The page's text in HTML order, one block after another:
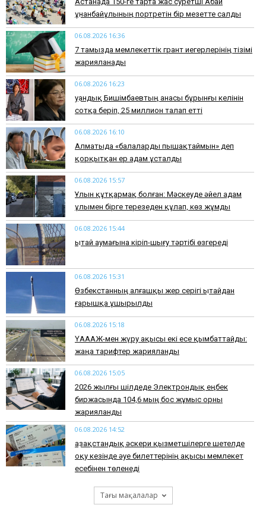
Құнанбайұлының портретін бір мезетте салды
06.08.2026 16:36
7 тамызда мемлекеттік грант иегерлерінің тізімі
жарияланады
06.08.2026 16:23
Қуандық Бишімбаевтың анасы бұрынғы келінін
сотқа беріп, 25 миллион талап етті
06.08.2026 16:10
Алматыда «балаларды пышақтаймын» деп
қорқытқан ер адам ұсталды
06.08.2026 15:57
Ұлын құтқармақ болған: Мәскеуде әйел адам
ұлымен бірге терезеден құлап, көз жұмды
06.08.2026 15:44
Қытай аумағына кіріп-шығу тәртібі өзгереді
06.08.2026 15:31
Өзбекстанның алғашқы жер серігі Қытайдан
ғарышқа ұшырылды
06.08.2026 15:18
ҮАААЖ-мен жүру ақысы екі есе қымбаттайды:
жаңа тарифтер жарияланды
06.08.2026 15:05
2026 жылғы шілдеде Электрондық еңбек
биржасында 104,6 мың бос жұмыс орны
жарияланды
06.08.2026 14:52
Қазақстандық әскери қызметшілерге шетелде
оқу кезінде әуе билеттерінің ақысы мемлекет
есебінен төленеді
Тағы мақалалар